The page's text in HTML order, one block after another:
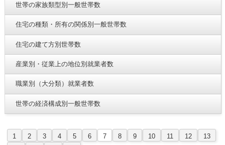
世帯の家族類型別一般世帯数
住宅の種類・所有の関係別一般世帯数
住宅の建て方別世帯数
産業別・従業上の地位別就業者数
職業別（大分類）就業者数
世帯の経済構成別一般世帯数
1 2 3 4 5 6 7 8 9 10 11 12
13